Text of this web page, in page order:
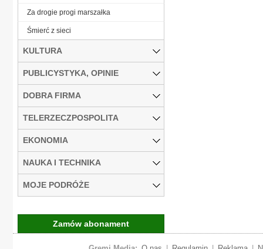
Za drogie progi marszałka
Śmierć z sieci
KULTURA
PUBLICYSTYKA, OPINIE
DOBRA FIRMA
TELERZECZPOSPOLITA
EKONOMIA
NAUKA I TECHNIKA
MOJE PODRÓŻE
Zamów abonament